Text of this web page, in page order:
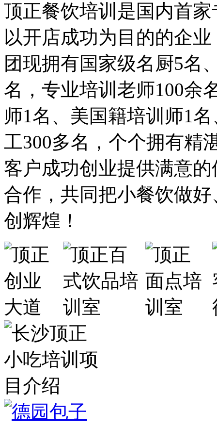
顶正餐饮培训是国内首
以开店成功为目的的企
团现拥有国家级名厨5名
名，专业培训老师100余
师1名、美国籍培训师1
工300多名，个个拥有精
客户成功创业提供满意
合作，共同把小餐饮做
创辉煌！